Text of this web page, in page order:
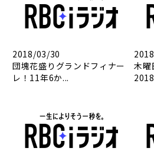
2018/03/30
団塊花盛りグランドフィナー
レ！11年6か...
木曜